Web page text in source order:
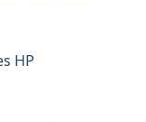
HP